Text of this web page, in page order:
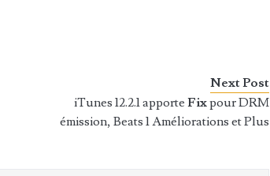
Next Post
iTunes 12.2.1 apporteFixpour DRM
émission, Beats 1 Améliorations et Plus